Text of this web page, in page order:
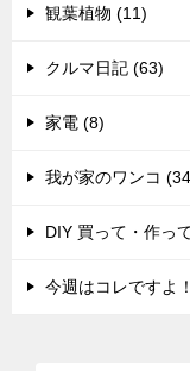
観葉植物 (11)
クルマ日記 (63)
家電 (8)
我が家のワンコ
DIY 買って・作っ
今週はコレですよ